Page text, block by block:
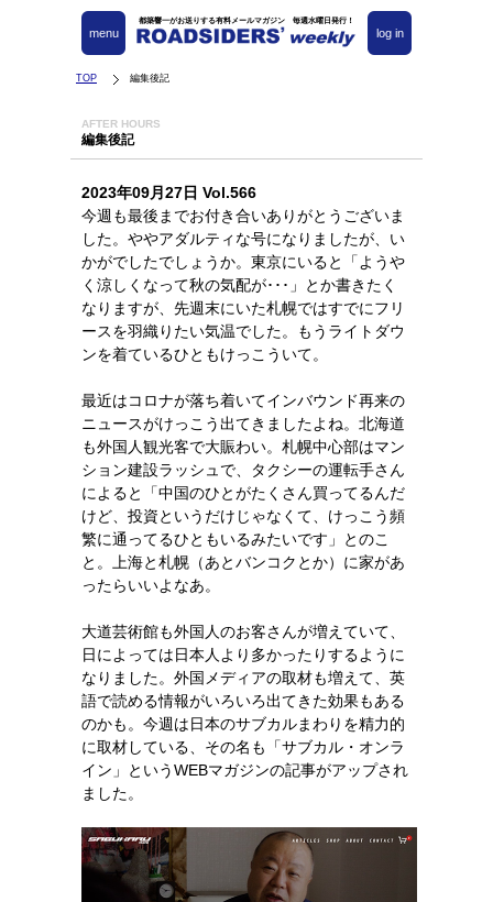
都築響一がお送りする有料メールマガジン 毎週水曜日発行！
log in
menu
TOP 編集後記
AFTER HOURS
編集後記
2023年09月27日 Vol.566
今週も最後までお付き合いありがとうございま
した。ややアダルティな号になりましたが、い
かがでしたでしょうか。東京にいると「ようや
く涼しくなって秋の気配が･･･」とか書きたく
なりますが、先週末にいた札幌ではすでにフリ
ースを羽織りたい気温でした。もうライトダウ
ンを着ているひともけっこういて。
最近はコロナが落ち着いてインバウンド再来の
ニュースがけっこう出てきましたよね。北海道
も外国人観光客で大賑わい。札幌中心部はマン
ション建設ラッシュで、タクシーの運転手さん
によると「中国のひとがたくさん買ってるんだ
けど、投資というだけじゃなくて、けっこう頻
繁に通ってるひともいるみたいです」とのこ
と。上海と札幌（あとバンコクとか）に家があ
ったらいいよなあ。
大道芸術館も外国人のお客さんが増えていて、
日によっては日本人より多かったりするように
なりました。外国メディアの取材も増えて、英
語で読める情報がいろいろ出てきた効果もある
のかも。今週は日本のサブカルまわりを精力的
に取材している、その名も「サブカル・オンラ
イン」というWEBマガジンの記事がアップされ
ました。